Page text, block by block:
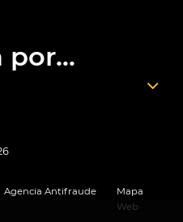
por...
Agencia Antifraude
Mapa
Web